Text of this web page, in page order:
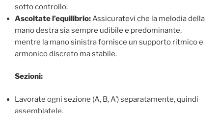
sotto controllo.
Ascoltate l’equilibrio:Assicuratevi che la melodia della
mano destra sia sempre udibile e predominante,
mentre la mano sinistra fornisce un supporto ritmico e
armonico discreto ma stabile.
Sezioni:
Lavorate ogni sezione (A, B, A’) separatamente, quindi
assemblatele.